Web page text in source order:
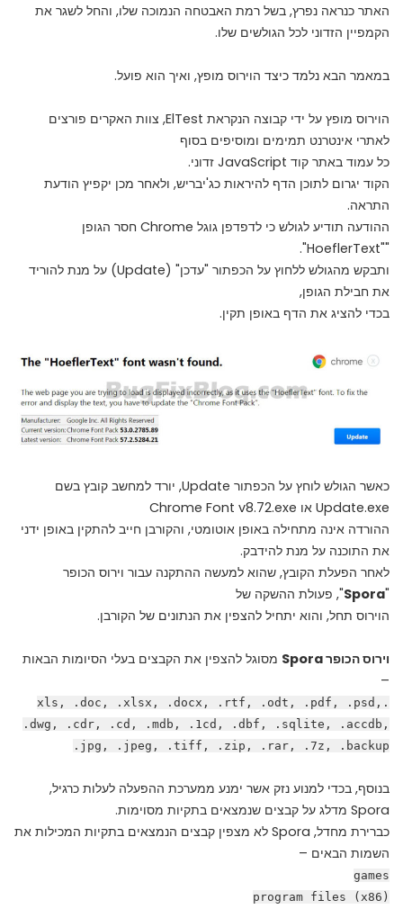
האתר כנראה נפרץ, בשל רמת האבטחה הנמוכה שלו, והחל לשגר את
הקמפיין הזדוני לכל הגולשים שלו.
במאמר הבא נלמד כיצד הוירוס מופץ, ואיך הוא פועל.
הוירוס מופץ על ידי קבוצה הנקראת ElTest, צוות האקרים פורצים
לאתרי אינטרנט תמימים ומוסיפים בסוף
כל עמוד באתר קוד JavaScript זדוני.
הקוד יגרום לתוכן הדף להיראות כג'יבריש, ולאחר מכן יקפיץ הודעת
התראה.
ההודעה תודיע לגולש כי לדפדפן גוגל Chrome חסר הגופן
""HoeflerText".
ותבקש מהגולש ללחוץ על הכפתור "עדכן" (Update) על מנת להוריד
את חבילת הגופן,
בכדי להציג את הדף באופן תקין.
כאשר הגולש לוחץ על הכפתור Update, יורד למחשב קובץ בשם
Update.exe או Chrome Font v8.72.exe
ההורדה אינה מתחילה באופן אוטומטי, והקורבן חייב להתקין באופן ידני
את התוכנה על מנת להידבק.
לאחר הפעלת הקובץ, שהוא למעשה ההתקנה עבור וירוס הכופר
"
Spora", פעולת ההשקה של
הוירוס תחל, והוא יתחיל להצפין את הנתונים של הקורבן.
וירוס הכופר Spora
מסוגל להצפין את הקבצים בעלי הסיומות הבאות
–
.xls, .doc, .xlsx, .docx, .rtf, .odt, .pdf, .psd,
.dwg, .cdr, .cd, .mdb, .1cd, .dbf, .sqlite, .accdb,
.jpg, .jpeg, .tiff, .zip, .rar, .7z, .backup
בנוסף, בכדי למנוע נזק אשר ימנע ממערכת ההפעלה לעלות כרגיל,
Spora מדלג על קבצים שנמצאים בתקיות מסוימות.
כברירת מחדל, Spora לא מצפין קבצים הנמצאים בתקיות המכילות את
השמות הבאים –
games
program files (x86)